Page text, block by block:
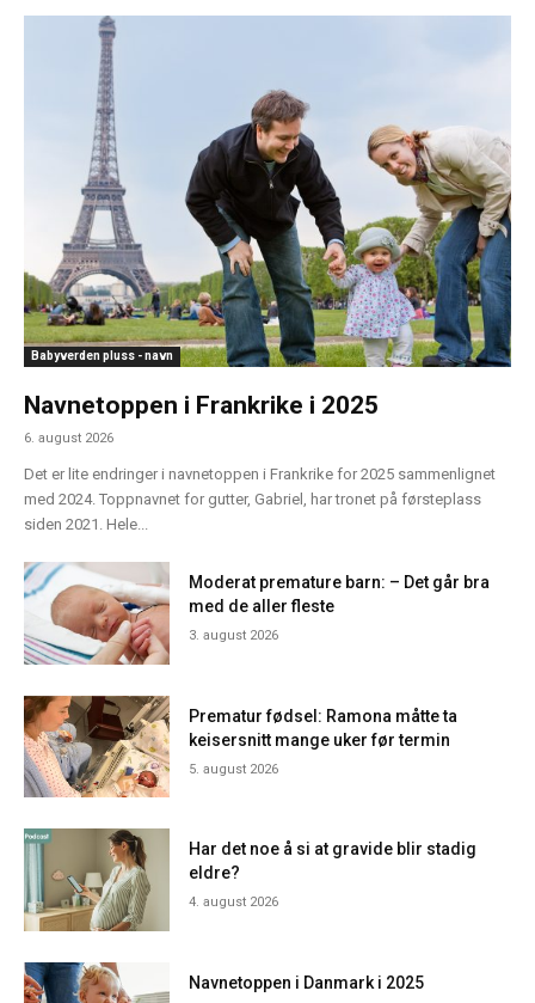
Babyverden pluss - navn
Navnetoppen i Frankrike i 2025
6. august 2026
Det er lite endringer i navnetoppen i Frankrike for 2025 sammenlignet
med 2024. Toppnavnet for gutter, Gabriel, har tronet på førsteplass
siden 2021. Hele...
Moderat premature barn: – Det går bra
med de aller fleste
3. august 2026
Prematur fødsel: Ramona måtte ta
keisersnitt mange uker før termin
5. august 2026
Har det noe å si at gravide blir stadig
eldre?
4. august 2026
Navnetoppen i Danmark i 2025